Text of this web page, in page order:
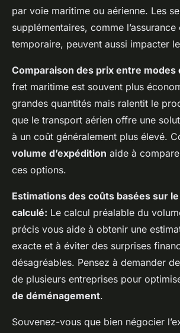
par voie maritime ou aérienne. Les
supplémentaires, comme
temporaire, peuvent aussi impacter
Comparaison des prix entre modes
fret maritime est souvent plus
grandes quantités mais ralentit le
que le transport aérien offre une
à un coût généralement plus élevé.
volume d’expédition aide à
ces options.
Estimations des coûts basées sur
calculé: Le calcul préalable du
précis vous aide à obtenir une
exacte et à éviter des surprises
désagréables. Pensez à demander
de plusieurs entreprises pour
de déménagement.
Souvenez-vous que bien négocier